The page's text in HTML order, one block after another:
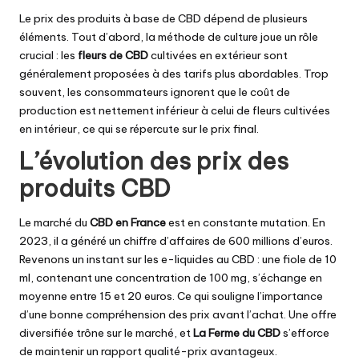
Le prix des produits à base de CBD dépend de plusieurs
éléments. Tout d’abord, la méthode de culture joue un rôle
crucial : les fleurs de CBDcultivées en extérieur sont
généralement proposées à des tarifs plus abordables. Trop
souvent, les consommateurs ignorent que le coût de
production est nettement inférieur à celui de fleurs cultivées
en intérieur, ce qui se répercute sur le prix final.
L’évolution des prix des
produits CBD
Le marché du CBD en Franceest en constante mutation. En
2023, il a généré un chiffre d’affaires de 600 millions d’euros.
Revenons un instant sur les e-liquides au CBD : une fiole de 10
ml, contenant une concentration de 100 mg, s’échange en
moyenne entre 15 et 20 euros. Ce qui souligne l’importance
d’une bonne compréhension des prix avant l’achat. Une offre
diversifiée trône sur le marché, etLa Ferme du CBDs’efforce
de maintenir un rapport qualité-prix avantageux.